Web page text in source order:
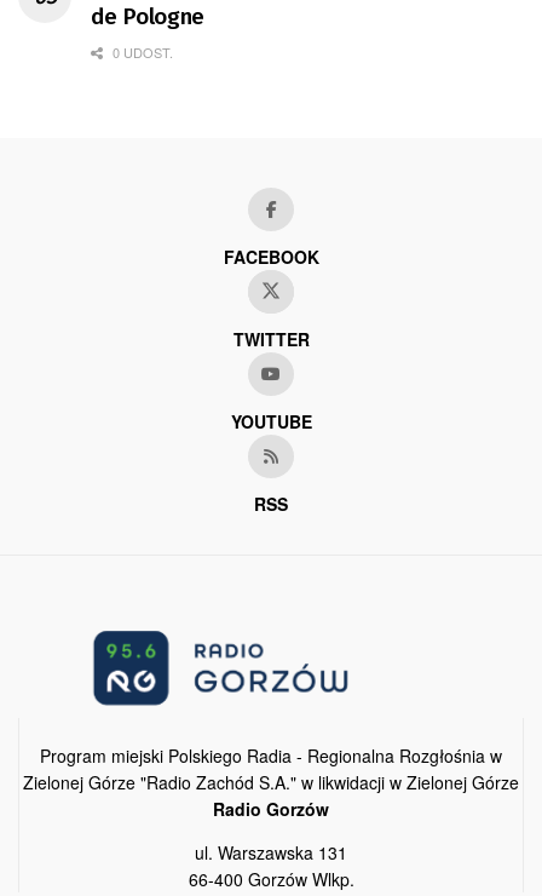
de Pologne
0 UDOST.
FACEBOOK
TWITTER
YOUTUBE
RSS
Program miejski Polskiego Radia - Regionalna Rozgłośnia w
Zielonej Górze "Radio Zachód S.A." w likwidacji w Zielonej Górze
Radio Gorzów
ul. Warszawska 131
66-400 Gorzów Wlkp.